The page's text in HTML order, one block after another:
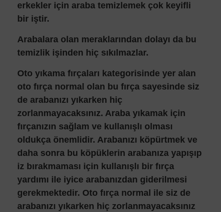
erkekler için araba temizlemek çok keyifli
bir iştir.
Arabalara olan meraklarından dolayı da bu
temizlik işinden hiç sıkılmazlar.
Oto yıkama fırçaları kategorisinde yer alan
oto fırça normal olan bu fırça sayesinde siz
de arabanızı yıkarken hiç
zorlanmayacaksınız. Araba yıkamak için
fırçanızın sağlam ve kullanışlı olması
oldukça önemlidir. Arabanızı köpürtmek ve
daha sonra bu köpüklerin arabanıza yapışıp
iz bırakmaması için kullanışlı bir fırça
yardımı ile iyice arabanızdan giderilmesi
gerekmektedir. Oto fırça normal ile siz de
arabanızı yıkarken hiç zorlanmayacaksınız